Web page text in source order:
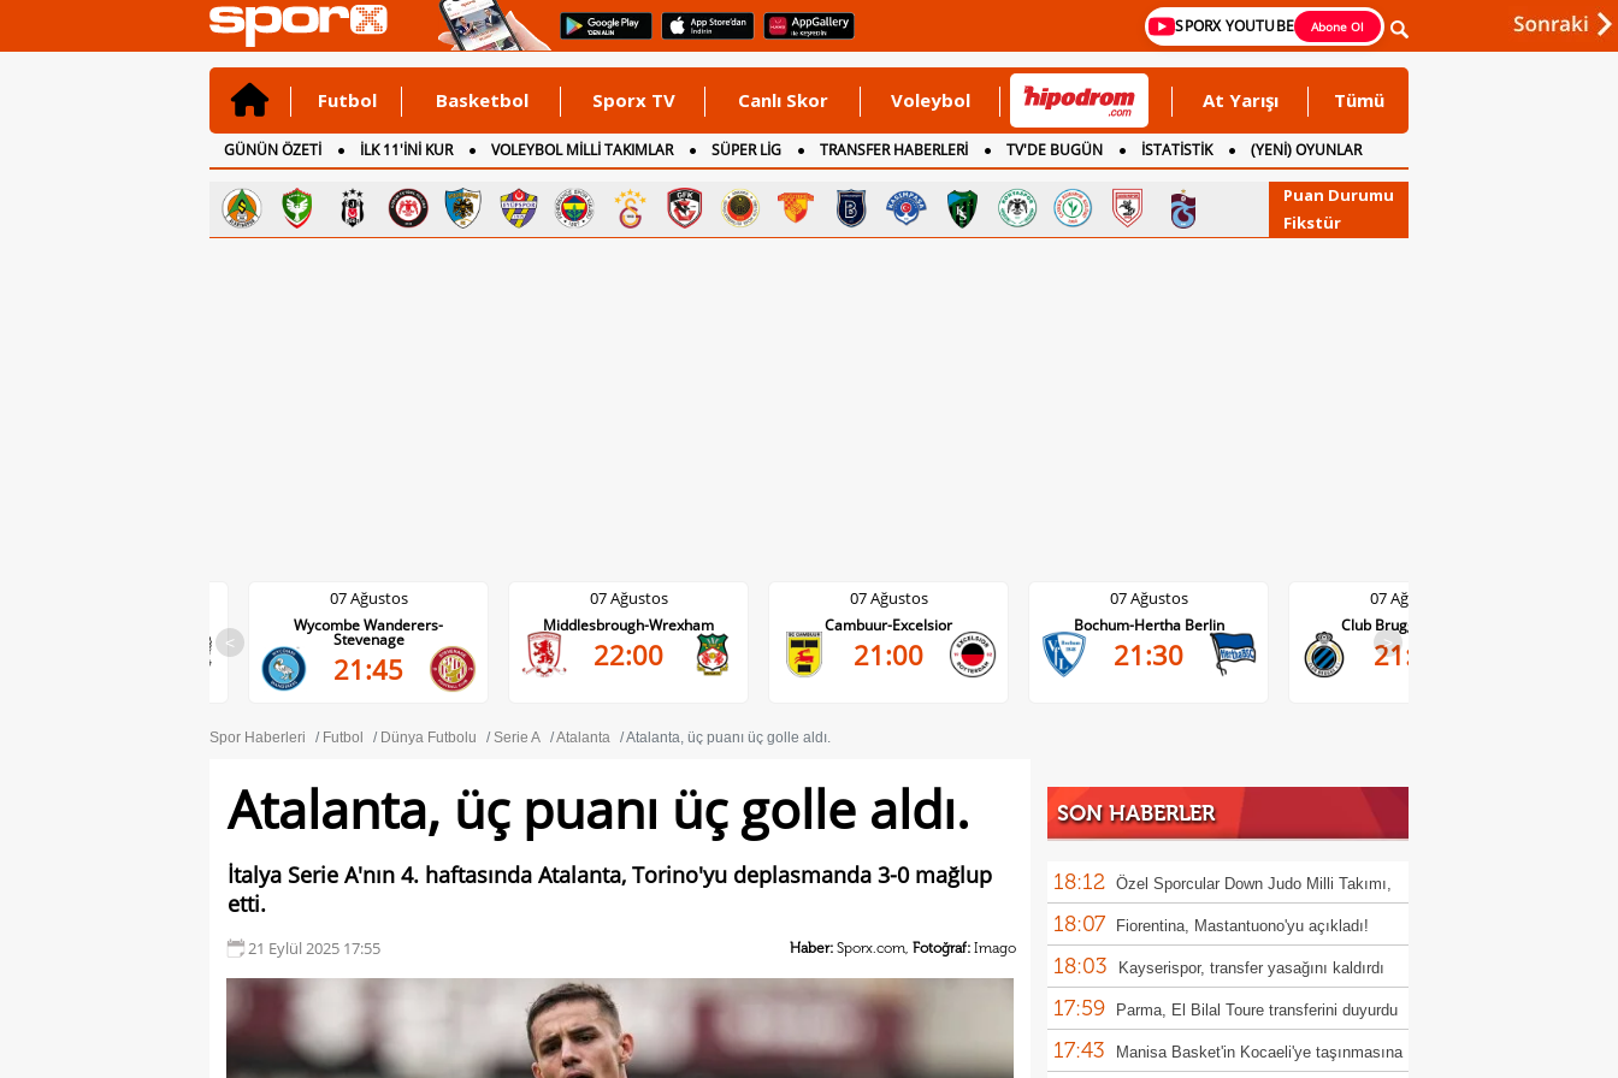
SPORX YOUTUBE Abone Ol
Futbol Basketbol Sporx TV Canlı Skor Voleybol At Yarışı Tümü
GÜNÜN ÖZETİ İLK 11'İNİ KUR VOLEYBOL MİLLİ TAKIMLAR SÜPER LİG TRANSFER HABERLERİ TV'DE BUGÜN İSTATİSTİK
(YENİ) OYUNLAR
CANLI ANLATIM
İNGİLTERE
Puan Durumu
Fikstür
<
07 Ağustos
Middlesbrough-Wrexham
22:00
07 Ağustos
Cambuur-Excelsior
21:00
07 Ağustos
Bochum-Hertha Berlin
21:30
07 Ağustos
Club Brugge-Kortrijk
21:45
07 Ağustos
Altach-WSG Tirol
20:30
>
Spor Haberleri Futbol Dünya Futbolu Serie A Atalanta Atalanta, üç puanı üç golle aldı.
Atalanta, üç puanı üç golle aldı.
İtalya Serie A'nın 4. haftasında Atalanta, Torino'yu deplasmanda 3-0 mağlup
etti.
21 Eylül 2025 17:55 Haber: Sporx.com, Fotoğraf: Imago
SON HABERLER
18:12 Özel Sporcular Down Judo Milli Takımı,
İsveç'te 7 madalya kazandı
18:07 Fiorentina, Mastantuono'yu açıkladı!
18:03 Kayserispor, transfer yasağını kaldırdı
17:59 Parma, El Bilal Toure transferini duyurdu
17:43 Manisa Basket'in Kocaeli'ye taşınmasına